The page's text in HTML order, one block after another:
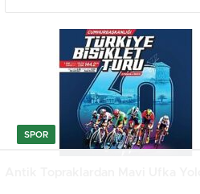
SPOR